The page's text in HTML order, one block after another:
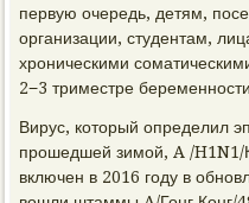
первую очередь, детям,
организации, студентам,
хроническими
2−3 триместре
Вирус, который определил
прошедшей зимой, A /
включен в 2016 году в